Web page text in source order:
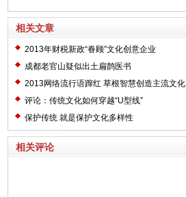
相关文章
2013年财税新政“眷顾”文化创意企业
成都老官山疑似出土扁鹊医书
2013网络流行语蹿红 草根智慧创造主流文化
评论：传统文化如何穿越“U型线”
保护传统 就是保护文化多样性
相关评论